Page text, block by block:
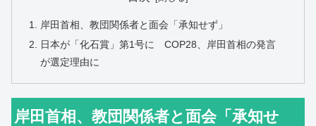
岸田首相、教団関係者と面会「承知せず」
日本が「化石賞」第1号に COP28、岸田首相の発言
が選定理由に
岸田首相、教団関係者と面会「承知せ